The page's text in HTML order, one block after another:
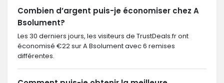
Combien d’argent puis-je économiser chez A
Bsolument?
Les 30 derniers jours, les visiteurs de TrustDeals.fr ont
économisé €22 sur A Bsolument avec 6 remises
différentes.